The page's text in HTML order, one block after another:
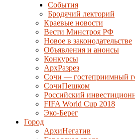
События
Бродячий лекторий
Краевые новости
Вести Минстроя РФ
Новое в законодательстве
Объявления и анонсы
Конкурсы
АрхРазрез
Сочи — гостеприимный
СочиПешком
Российский
FIFA World Cup 2018
Эко-Берег
Город
АрхиНегатив